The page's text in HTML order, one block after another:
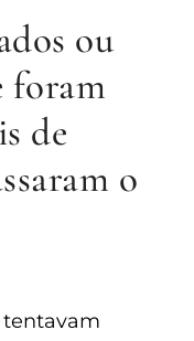
ou
foram
de
o
tentavam